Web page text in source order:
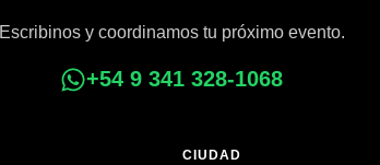
Escribinos y coordinamos tu próximo evento.
+54 9 341 328-1068
CIUDAD